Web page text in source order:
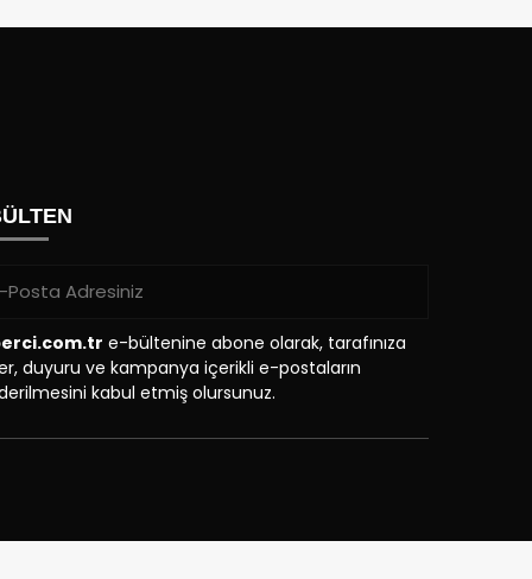
e-bültenine abone olarak, tarafınıza
duyuru ve kampanya içerikli e-postaların
kabul etmiş olursunuz.